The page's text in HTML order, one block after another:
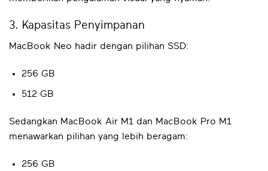
3. Kapasitas Penyimpanan
MacBook Neo hadir dengan pilihan SSD:
256 GB
512 GB
Sedangkan MacBook Air M1 dan MacBook Pro M1
menawarkan pilihan yang lebih beragam:
256 GB